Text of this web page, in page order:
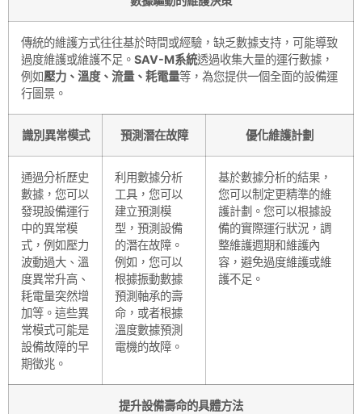
傳統的維護方式往往基於時間或經驗，缺乏數據支持，可能導致
過度維護或維護不足。 SAV-M系統透過收集大量的運行數據，
例如壓力、溫度、流量、耗電量等，為您提供一個全面的設備運
行圖景。
識別異常模式 預測潛在故障 優化維護計劃
通過分析歷史
數據，您可以
發現設備運行
中的異常模
式，例如壓力
波動過大、溫
度異常升高、
耗電量突然增
加等。這些異
常模式可能是
設備故障的早
期徵兆。
利用數據分析
工具，您可以
建立預測模
型，預測設備
的潛在故障。
例如，您可以
根據振動數據
預測軸承的壽
命，或者根據
溫度數據預測
電機的故障。
基於數據分析的結果，
您可以制定更精準的維
護計劃。您可以根據設
備的實際運行狀況，調
整維護週期和維護內
容，避免過度維護或維
護不足。
提升設備壽命的具體方法